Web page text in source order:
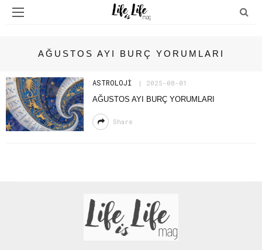
AĞUSTOS AYI BURÇ YORUMLARI
ASTROLOJİ
2025-08-01
AĞUSTOS AYI BURÇ YORUMLARI
Share